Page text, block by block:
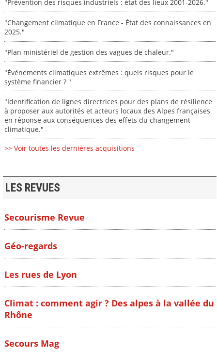
"Prévention des risques industriels : état des lieux 2001-2026."
"Changement climatique en France - État des connaissances en
2025."
"Plan ministériel de gestion des vagues de chaleur."
"Événements climatiques extrêmes : quels risques pour le
système financier ? "
"Identification de lignes directrices pour des plans de résilience
à proposer aux autorités et acteurs locaux des Alpes françaises
en réponse aux conséquences des effets du changement
climatique."
>> Voir toutes les dernières acquisitions
LES REVUES
Secourisme Revue
Géo-regards
Les rues de Lyon
Climat : comment agir ? Des alpes à la vallée du
Rhône
Secours Mag